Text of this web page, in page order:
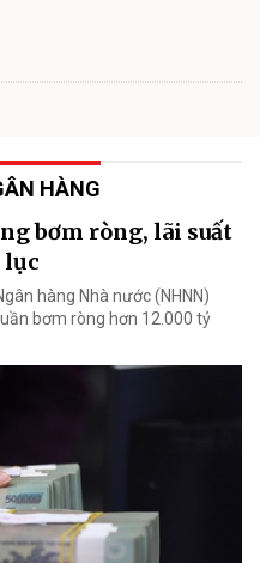
HÀNG
bơm ròng, lãi suất
lục
hàng Nhà nước (NHNN)
bơm ròng hơn 12.000 tỷ